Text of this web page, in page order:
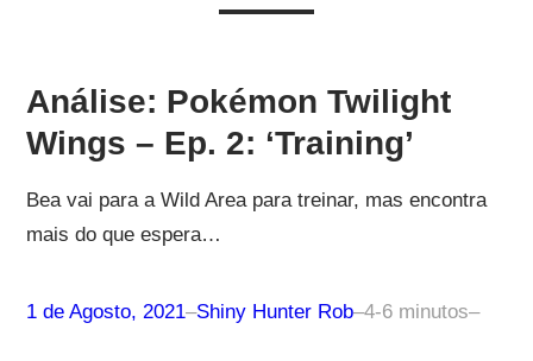
Análise: Pokémon Twilight
Wings – Ep. 2: ‘Training’
Bea vai para a Wild Area para treinar, mas encontra
mais do que espera…
1 de Agosto, 2021–Shiny Hunter Rob–4-6 minutos–